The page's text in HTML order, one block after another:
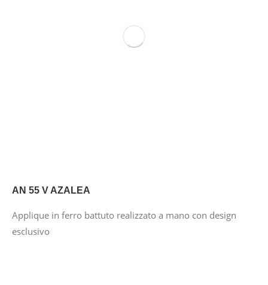
AN 55 V AZALEA
Applique in ferro battuto realizzato a mano con design
esclusivo